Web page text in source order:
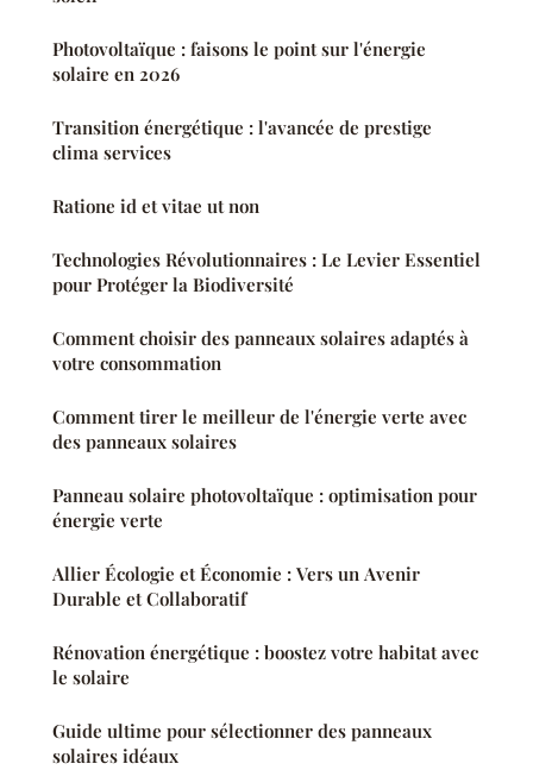
Photovoltaïque : faisons le point sur l'énergie
solaire en 2026
Transition énergétique : l'avancée de prestige
clima services
Ratione id et vitae ut non
Technologies Révolutionnaires : Le Levier Essentiel
pour Protéger la Biodiversité
Comment choisir des panneaux solaires adaptés à
votre consommation
Comment tirer le meilleur de l'énergie verte avec
des panneaux solaires
Panneau solaire photovoltaïque : optimisation pour
énergie verte
Allier Écologie et Économie : Vers un Avenir
Durable et Collaboratif
Rénovation énergétique : boostez votre habitat avec
le solaire
Guide ultime pour sélectionner des panneaux
solaires idéaux